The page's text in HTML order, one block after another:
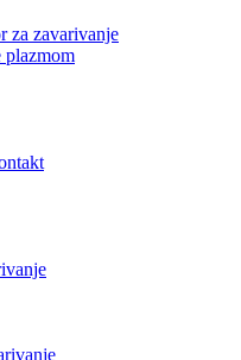
zavarivanje
plazmom